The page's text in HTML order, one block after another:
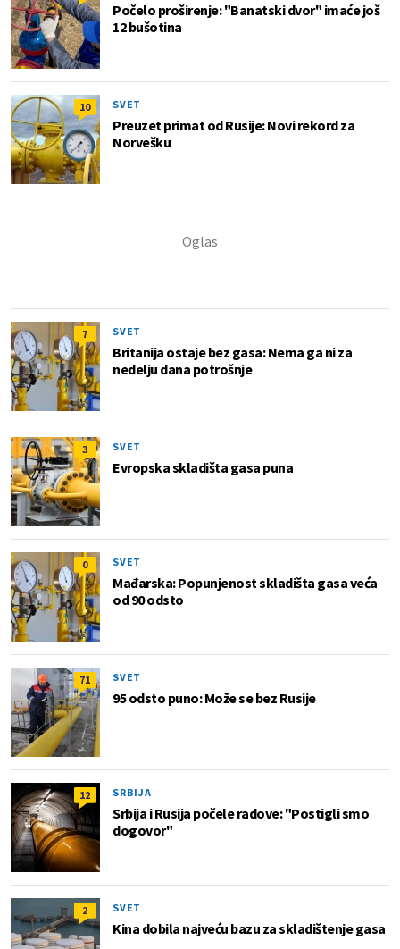
Počelo proširenje: "Banatski dvor" imaće još
12 bušotina
10 SVET
Preuzet primat od Rusije: Novi rekord za
Norvešku
7 SVET
Britanija ostaje bez gasa: Nema ga ni za
nedelju dana potrošnje
3 SVET
Evropska skladišta gasa puna
0 SVET
Mađarska: Popunjenost skladišta gasa veća
od 90 odsto
71 SVET
95 odsto puno: Može se bez Rusije
12 SRBIJA
Srbija i Rusija počele radove: "Postigli smo
dogovor"
2 SVET
Kina dobila najveću bazu za skladištenje gasa